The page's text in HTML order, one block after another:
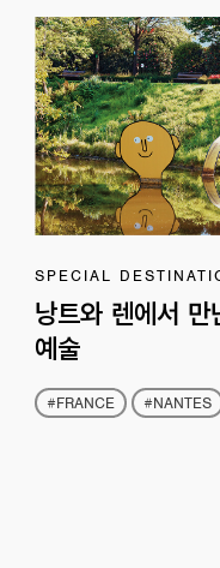
SPECIAL
낭트와 렌에서 만
예술
#FRANCE #NANTES